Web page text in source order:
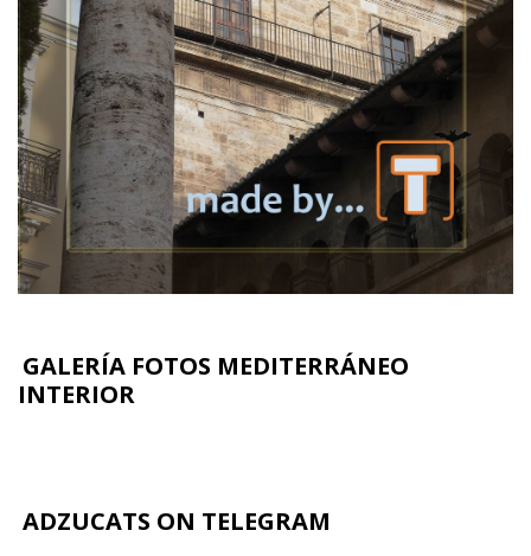
GALERÍA FOTOS MEDITERRÁNEO
INTERIOR
ADZUCATS ON TELEGRAM